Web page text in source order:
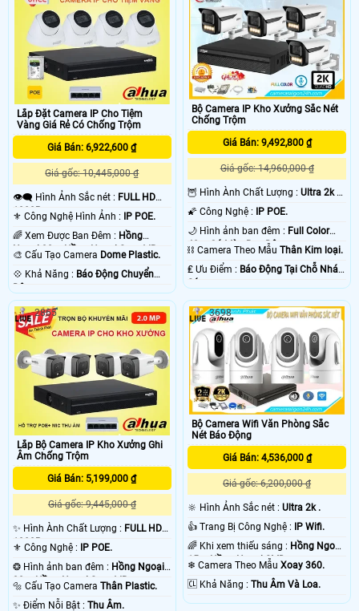
Lắp Đặt Camera IP Cho Tiệm
Vàng Giá Rẻ Có Chống Trộm
Giá Bán: 6,922,600 ₫
Giá gốc: 10,445,000 ₫
👁️‍🗨 Hình Ảnh Sắc nét : FULL HD
1080P .
⚜️ Công Nghệ Hình Ảnh : IP POE.
🌈 Xem Được Ban Đêm : Hồng
Ngoại 30m Hồng Ngoại Smart IR.
🎨 Cấu Tạo Camera Dome Plastic.
️💠 Khả Năng : Báo Động Chuyển
Động.
Bộ Camera IP Kho Xưởng Sắc Nét
Chống Trộm
Giá Bán: 9,492,800 ₫
Giá gốc: 14,960,000 ₫
🦉 Hình Ành Chất Lượng :Ultra 2k +
🌠 Công Nghệ : IP POE.
🌙 Hình ảnh ban đêm : Full Color
40m Có Màu Ban Ðêm.
⛓ Camera Theo MẫuThân Kim loại.
️₤ Ưu Điểm : Báo Động Tại Chỗ Nháy
Sáng.
Lắp Bộ Camera IP Kho Xưởng Ghi
Âm Chống Trộm
Giá Bán: 5,199,000 ₫
Giá gốc: 9,445,000 ₫
✨ Hình Ành Chất Lượng : FULL HD
1080P .
⚜️ Công Nghệ :
IP POE.
❂ Hình ảnh ban đêm : Hồng Ngoại
30m Hồng Ngoại Smart IR.
🔩 Cấu Tạo Camera Thân Plastic.
️✨ Điểm Nỗi Bật : Thu Âm.
2865
Bộ Camera Wifi Văn Phòng Sắc
Nét Báo Động
Giá Bán: 4,536,000 ₫
Giá gốc: 6,200,000 ₫
🔆 Hình Ảnh Sắc nét :Ultra 2k .
👍 Trang Bị Công Nghệ :
IP Wifi.
🌈 Khi xem thiếu sáng : Hồng Ngoại
15m Hồng Ngoại SMD.
❄ Camera Theo MẫuXoay 360.
️🆑 Khả Năng :Thu Âm Và Loa.
3698